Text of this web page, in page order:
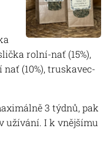
rolní-nať (15%),
(10%), truskavec-
3 týdnů, pak
užívání. I k vnějšímu